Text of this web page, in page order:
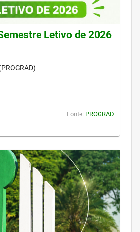
Letivo de 2026
Fonte: PROGRAD